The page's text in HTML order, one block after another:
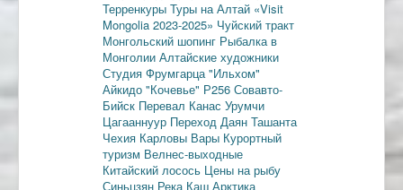
Терренкуры Туры на Алтай «Visit
Mongolia 2023-2025» Чуйский тракт
Монгольский шопинг Рыбалка в
Монголии Алтайские художники
Студия Фрумгарца "Ильхом"
Айкидо "Кочевье" Р256 Совавто-
Бийск Перевал Канас Урумчи
Цагааннуур Переход Даян Ташанта
Чехия Карловы Вары Курортный
туризм Велнес-выходные
Китайский лосось Цены на рыбу
Синьцзян Река Каш Арктика